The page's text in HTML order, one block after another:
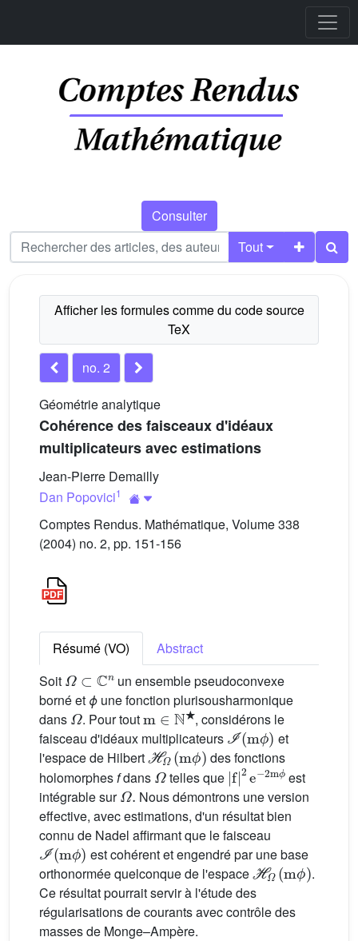
Consulter
Tout
no. 2
Géométrie analytique
Cohérence des faisceaux d'idéaux
multiplicateurs avec estimations
Jean-Pierre Demailly
Dan Popovici1
Comptes Rendus. Mathématique, Volume 338
(2004) no. 2, pp. 151-156
Résumé (VO)
Abstract
Soit
un ensemble pseudoconvexe
borné et ϕ une fonction plurisousharmonique
dans
Ω
. Pour tout
m∈ℕ★
, considérons le
faisceau d'idéaux multiplicateurs
ℐ(mϕ)
et
l'espace de Hilbert
ℋΩ(mϕ)
des fonctions
holomorphesfdans
Ω
telles que
|f|2e-
2mϕ
est
intégrable sur
Ω.
Nous démontrons une version
effective, avec estimations, d'un résultat bien
connu de Nadel affirmant que le faisceau
ℐ(mϕ)
est cohérent et engendré par une base
orthonormée quelconque de l'espace
ℋΩ(mϕ)
.
Ce résultat pourrait servir à l'étude des
régularisations de courants avec contrôle des
masses de Monge–Ampère.